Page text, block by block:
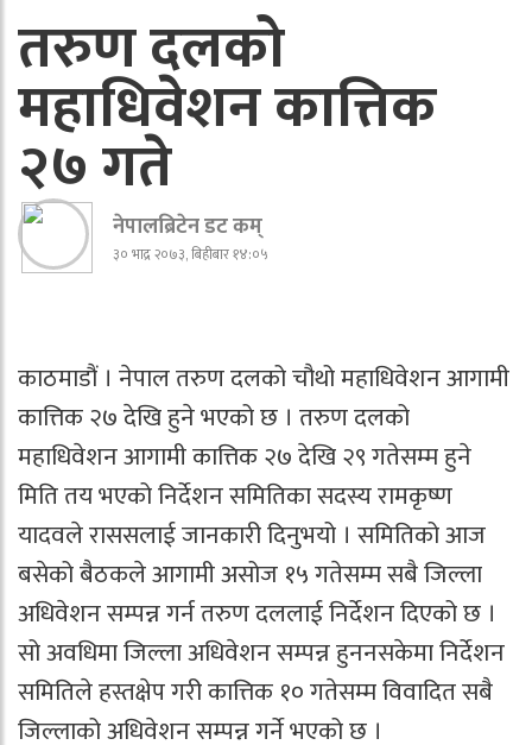
तरुण दलको
महाधिवेशन कात्तिक
२७ गते
नेपालब्रिटेन डट कम्
३० भाद्र २०७३, बिहीबार १४:०५
काठमाडौं । नेपाल तरुण दलको चौथो महाधिवेशन आगामी
कात्तिक २७ देखि हुने भएको छ । तरुण दलको
महाधिवेशन आगामी कात्तिक २७ देखि २९ गतेसम्म हुने
मिति तय भएको निर्देशन समितिका सदस्य रामकृष्ण
यादवले राससलाई जानकारी दिनुभयो । समितिको आज
बसेको बैठकले आगामी असोज १५ गतेसम्म सबै जिल्ला
अधिवेशन सम्पन्न गर्न तरुण दललाई निर्देशन दिएको छ ।
सो अवधिमा जिल्ला अधिवेशन सम्पन्न हुननसकेमा निर्देशन
समितिले हस्तक्षेप गरी कात्तिक १० गतेसम्म विवादित सबै
जिल्लाको अधिवेशन सम्पन्न गर्ने भएको छ ।